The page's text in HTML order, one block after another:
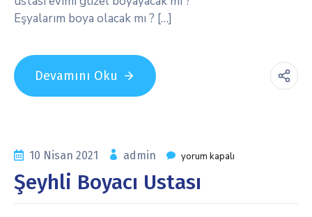
Eşyalarım boya olacak mı ? […]
Devamını Oku
10 Nisan 2021 admin yorum kapalı
Şeyhli Boyacı Ustası